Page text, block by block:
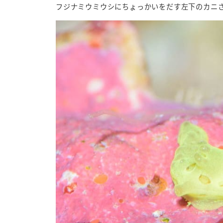
フジナミウミウシにちょっかいをだす左下のカニ